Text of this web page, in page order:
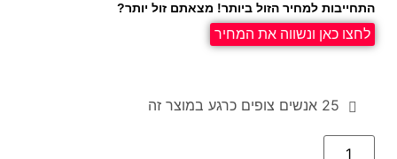
התחייבות למחיר הזול ביותר! מצאתם זול יותר?
לחצו כאן ונשווה את המחיר
25 אנשים צופים כרגע במוצר זה